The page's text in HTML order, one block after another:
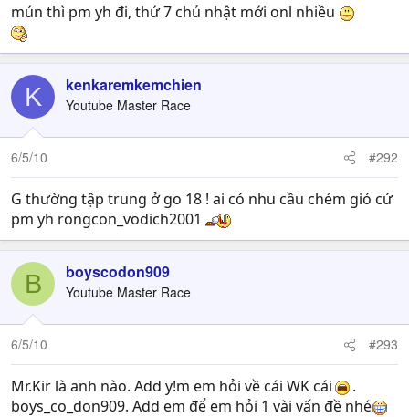
mún thì pm yh đi, thứ 7 chủ nhật mới onl nhiều
K kenkaremkemchien
Youtube Master Race
6/5/10 #292
G thường tập trung ở go 18 ! ai có nhu cầu chém gió cứ
pm yh rongcon_vodich2001
B boyscodon909
Youtube Master Race
6/5/10 #293
Mr.Kir là anh nào. Add y!m em hỏi về cái WK cái
.
boys_co_don909. Add em để em hỏi 1 vài vấn đề nhé